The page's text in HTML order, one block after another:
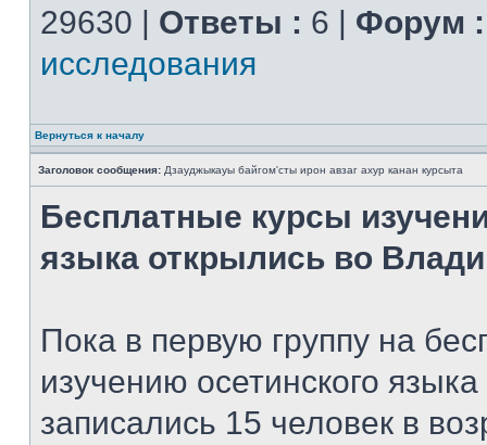
29630 | Ответы : 6 | Форум :
исследования
Вернуться к началу
Заголовок сообщения: Дзауджыкауы байгом'сты ирон авзаг ахур канан курсыта
Бесплатные курсы
языка открылись во
Пока в первую группу на
изучению осетинского
записались 15 человек в